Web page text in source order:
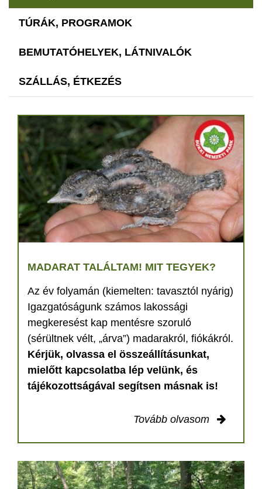
TÚRÁK, PROGRAMOK
BEMUTATÓHELYEK, LÁTNIVALÓK
SZÁLLÁS, ÉTKEZÉS
MADARAT TALÁLTAM! MIT TEGYEK?
Az év folyamán (kiemelten: tavasztól nyárig)
Igazgatóságunk számos lakossági
megkeresést kap mentésre szoruló
(sérültnek vélt, „árva”) madarakról, fiókákról.
Kérjük, olvassa el összeállításunkat,
mielőtt kapcsolatba lép velünk, és
tájékozottságával segítsen másnak is!
Tovább olvasom